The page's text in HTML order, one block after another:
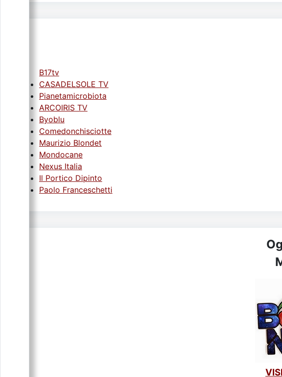
B17tv
CASADELSOLE TV
Pianetamicrobiota
ARCOIRIS TV
Byoblu
Comedonchisciotte
Maurizio Blondet
Mondocane
Nexus Italia
Il Portico Dipinto
Paolo Franceschetti